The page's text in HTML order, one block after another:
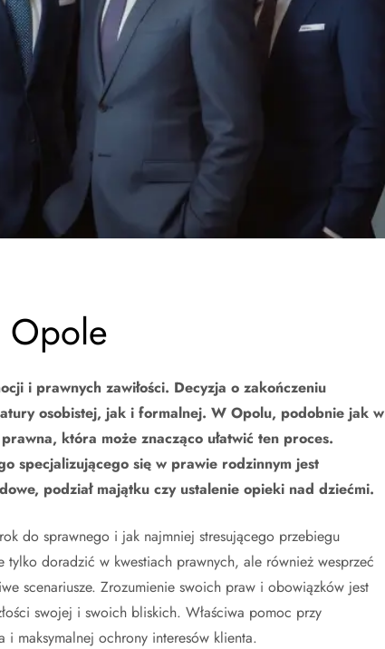
Opole
i prawnych zawiłości. Decyzja o zakończeniu
osobistej, jak i formalnej. W Opolu, podobnie jak w
która może znacząco ułatwić ten proces.
specjalizującego się w prawie rodzinnym jest
podział majątku czy ustalenie opieki nad dziećmi.
do sprawnego i jak najmniej stresującego przebiegu
doradzić w kwestiach prawnych, ale również wesprzeć
scenariusze. Zrozumienie swoich praw i obowiązków jest
swojej i swoich bliskich. Właściwa pomoc przy
maksymalnej ochrony interesów klienta.